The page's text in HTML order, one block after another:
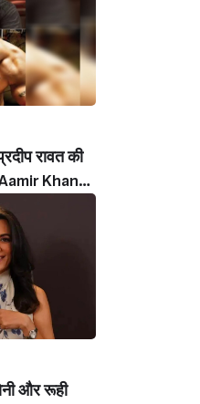
रावत की
Khan
Pradeep
और रूही